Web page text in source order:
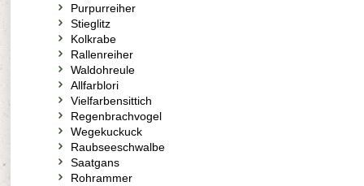
Purpurreiher
Stieglitz
Kolkrabe
Rallenreiher
Waldohreule
Allfarblori
Vielfarbensittich
Regenbrachvogel
Wegekuckuck
Raubseeschwalbe
Saatgans
Rohrammer